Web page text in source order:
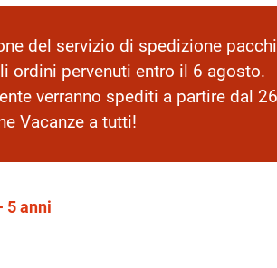
del servizio di spedizione
ordini pervenuti entro il 6 agosto.
verranno spediti a partire dal
Vacanze a tutti!
5 anni